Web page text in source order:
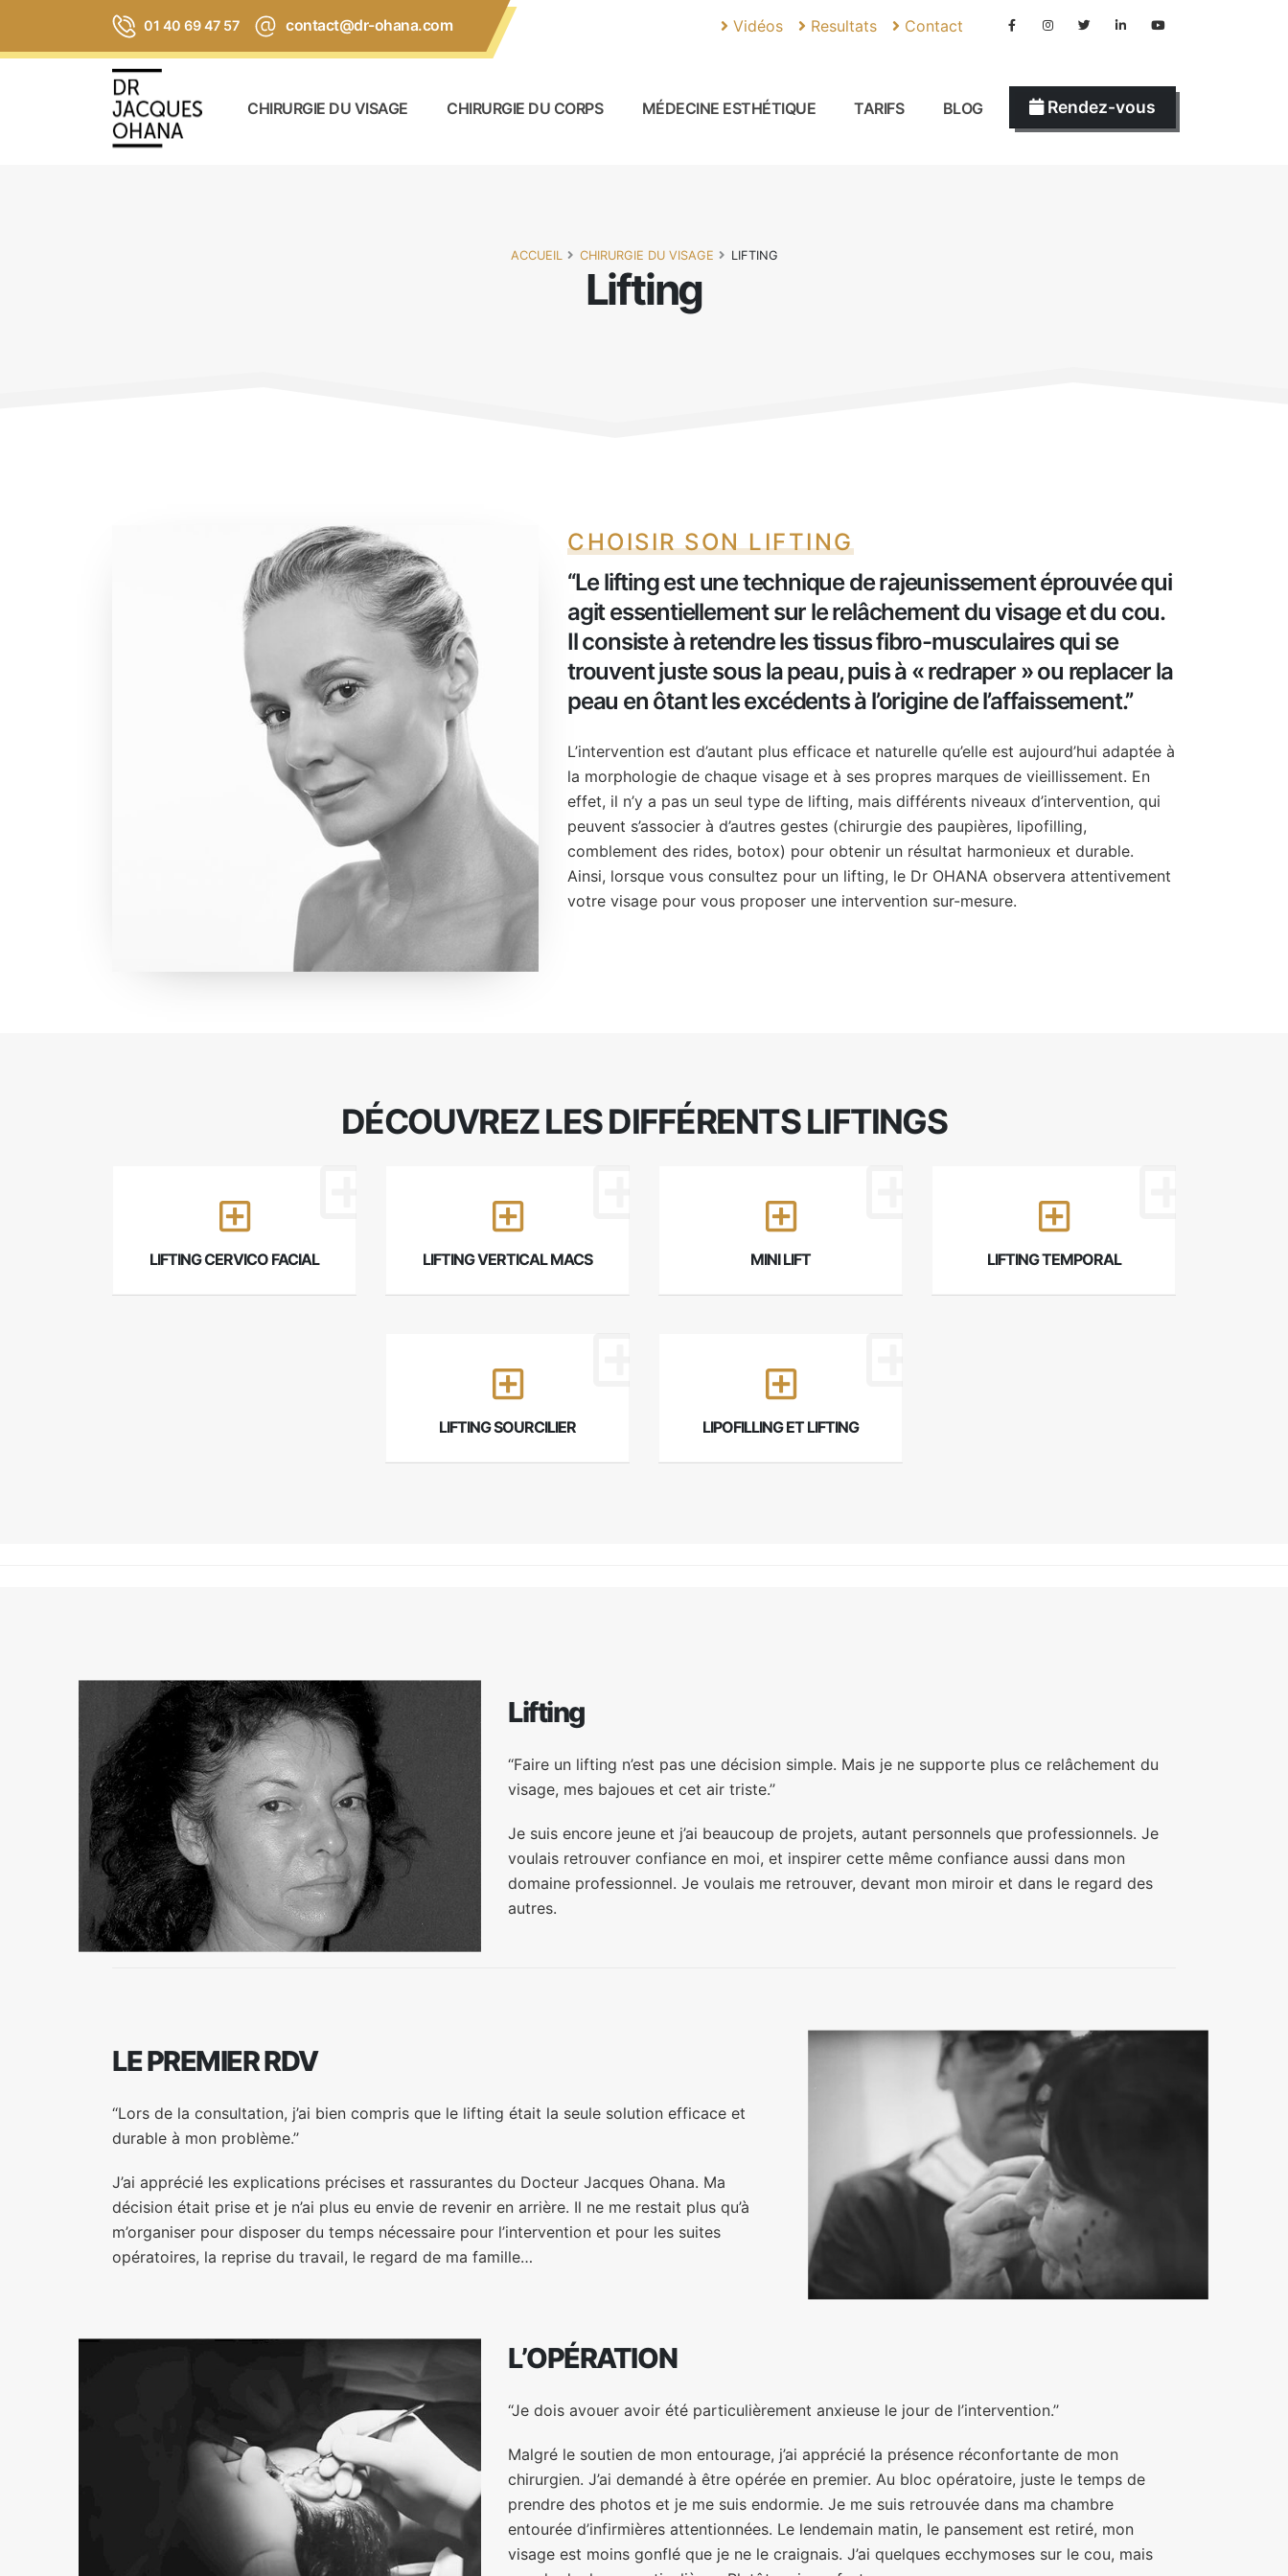
01 40 69 47 57 contact@dr-ohana.com Vidéos Resultats Contact
CHIRURGIE DU VISAGE CHIRURGIE DU CORPS MÉDECINE ESTHÉTIQUE TARIFS BLOG Rendez-vous
Lifting
ACCUEIL CHIRURGIE DU VISAGE LIFTING
CHOISIR SON LIFTING
‘‘Le lifting est une technique de rajeunissement éprouvée qui
agit essentiellement sur le relâchement du visage et du cou.
Il consiste à retendre les tissus fibro-musculaires qui se
trouvent juste sous la peau, puis à « redraper » ou replacer la
peau en ôtant les excédents à l’origine de l’affaissement.’’
L’intervention est d’autant plus efficace et naturelle qu’elle est aujourd’hui adaptée à
la morphologie de chaque visage et à ses propres marques de vieillissement. En
effet, il n’y a pas un seul type de lifting, mais différents niveaux d’intervention, qui
peuvent s’associer à d’autres gestes (chirurgie des paupières, lipofilling,
comblement des rides, botox) pour obtenir un résultat harmonieux et durable.
Ainsi, lorsque vous consultez pour un lifting, le Dr OHANA observera attentivement
votre visage pour vous proposer une intervention sur-mesure.
DÉCOUVREZ LES DIFFÉRENTS LIFTINGS
LIFTING CERVICO FACIAL LIFTING VERTICAL MACS MINI LIFT LIFTING TEMPORAL
LIFTING SOURCILIER LIPOFILLING ET LIFTING
Lifting
‘‘Faire un lifting n’est pas une décision simple. Mais je ne supporte plus ce relâchement du
visage, mes bajoues et cet air triste.’’
Je suis encore jeune et j’ai beaucoup de projets, autant personnels que professionnels. Je
voulais retrouver confiance en moi, et inspirer cette même confiance aussi dans mon
domaine professionnel. Je voulais me retrouver, devant mon miroir et dans le regard des
autres.
LE PREMIER RDV
‘‘Lors de la consultation, j’ai bien compris que le lifting était la seule solution efficace et
durable à mon problème.’’
J’ai apprécié les explications précises et rassurantes du Docteur Jacques Ohana. Ma
décision était prise et je n’ai plus eu envie de revenir en arrière. Il ne me restait plus qu’à
m’organiser pour disposer du temps nécessaire pour l’intervention et pour les suites
opératoires, la reprise du travail, le regard de ma famille…
L’OPÉRATION
‘‘Je dois avouer avoir été particulièrement anxieuse le jour de l’intervention.’’
Malgré le soutien de mon entourage, j’ai apprécié la présence réconfortante de mon
chirurgien. J’ai demandé à être opérée en premier. Au bloc opératoire, juste le temps de
prendre des photos et je me suis endormie. Je me suis retrouvée dans ma chambre
entourée d’infirmières attentionnées. Le lendemain matin, le pansement est retiré, mon
visage est moins gonflé que je ne le craignais. J’ai quelques ecchymoses sur le cou, mais